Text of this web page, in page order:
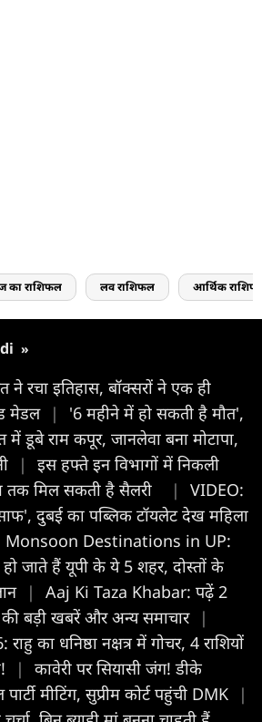
का राशिफल लव राशिफल आर्थिक
»
रचा इतिहास, बॉक्सरों ने एक ही
मेडल |
'6 महीने में हो सकती है मौत',
में डूबे राम कपूर, जानलेवा बना मोटापा,
|
इस हफ्ते इन विभागों में निकली
तक मिल सकती है सैलरी
|
VIDEO:
दुबई का पब्लिक टॉयलेट देख महिला
Monsoon Destinations in UP:
जाते हैं यूपी के ये 5 शहर, दोस्तों के
|
Aaj Ki Taza Khabar: पढ़ें 2
बड़ी खबरें और अन्य समाचार |
का धनिष्ठा नक्षत्र में गोचर, 4 राशियों
|
कावेरी पर सियासी जंग! डीके
मीटिंग, सुप्रीम कोर्ट पहुंची DMK
|